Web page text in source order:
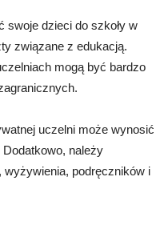
swoje dzieci do szkoły w
związane z edukacją.
mogą być bardzo
uczelni może wynosić
Dodatkowo, należy
podręczników i